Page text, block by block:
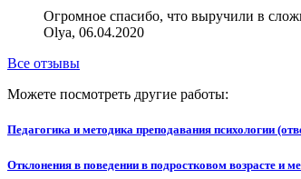
Огромное спасибо, что выручили в
Olya, 06.04.2020
Все отзывы
Можете посмотреть другие работы:
Педагогика и методика преподавания психологии
Отклонения в поведении в подростковом возрасте и